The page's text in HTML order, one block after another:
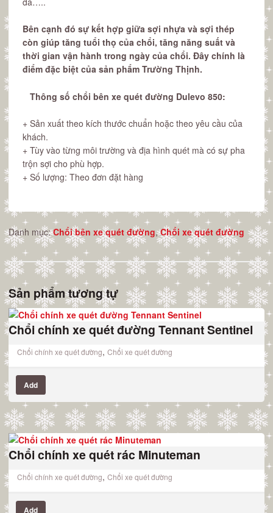
Bên cạnh đó sự kết hợp giữa sợi nhựa và sợi thép
còn giúp tăng tuổi thọ của chổi, tăng năng suất và
thời gian vận hành trong ngày của chổi. Đây chính là
điểm đặc biệt của sản phẩm Trường Thịnh.
Thông số chổi bên xe quét đường Dulevo 850:
+ Sản xuất theo kích thước chuẩn hoặc theo yêu cầu của
khách.
+ Tùy vào từng môi trường và địa hình quét mà có sự pha
trộn sợi cho phù hợp.
+ Số lượng: Theo đơn đặt hàng
Danh mục:Chổi bên xe quét đường,Chổi xe quét đường
Sản phẩm tương tự
Chổi chính xe quét đường Tennant Sentinel
Chổi chính xe quét đường, Chổi xe quét đường
Add
Chổi chính xe quét rác Minuteman
Chổi chính xe quét đường, Chổi xe quét đường
Add